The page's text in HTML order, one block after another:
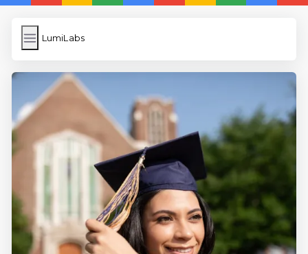
LumiLabs
LumiLabs
Resim Yükle
Wordpress Cache
5 Günde İngilizce
Dil Eğitimi